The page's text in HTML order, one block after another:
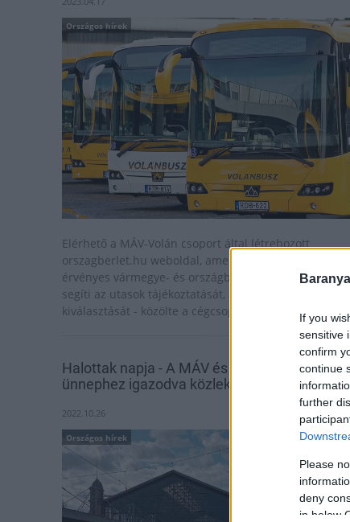
If you
sensitive
confirm
continue
further
Please
deny
in below
Országos hírek
Elérhető a MÁV-Volán csoport által létrehozott
orszagberlet.hu weboldal, amely a május elsejétől
érvényes vármegye- és országbérlettel kapcsolatban
segíti az utasok tájékoztatását, a megfelelő bérlettípus
kiválasztását - közölte a cégcsoport hétfőn az MTI-vel.
Halottak napja - A MÁV és a Volán járatai az
ünnephez igazodva közlekednek
2022.10.26
Országos hírek